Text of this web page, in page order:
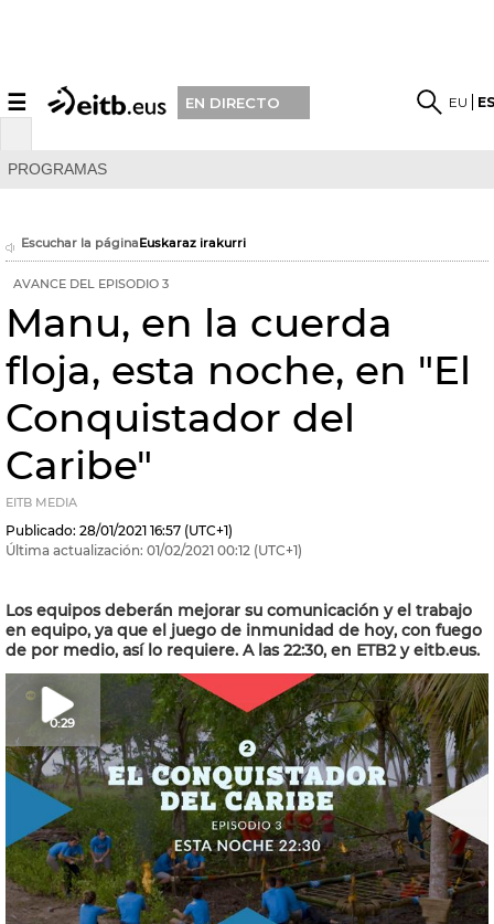
☰ EN DIRECTO EU
PROGRAMAS
Escuchar la páginaEuskaraz irakurri
AVANCE DEL EPISODIO 3
Manu, en la cuerda
floja, esta noche, en "El
Conquistador del
Caribe"
EITB MEDIA
Publicado: 28/01/2021 16:57 (UTC+1)
Última actualización: 01/02/2021 00:12 (UTC+1)
Los equipos deberán mejorar su comunicación y el trabajo
en equipo, ya que el juego de inmunidad de hoy, con fuego
de por medio, así lo requiere. A las 22:30, en ETB2 y eitb.eus.
0:29